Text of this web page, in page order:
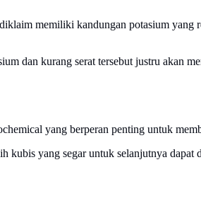
memiliki kandungan potasium yang
dan kurang serat tersebut justru akan
yang berperan penting untuk
yang segar untuk selanjutnya dapat